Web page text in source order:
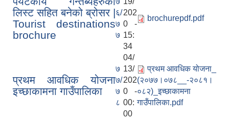
लिस्ट सहित बनेको ब्रोसर |
Tourist destinations
brochure
६/
७
७
202
0 -
15:
34
brochurepdf.pdf
प्रथम आवधिक योजना
इच्छाकामना गाउँपालिका
७
७/
७
८
04/
13/
202
0 -
00:
00
प्रथम आवधिक योजना_
(२०७७।०७८__-२०८१।
०८२)_इच्छाकामना
गाउँपालिका.pdf